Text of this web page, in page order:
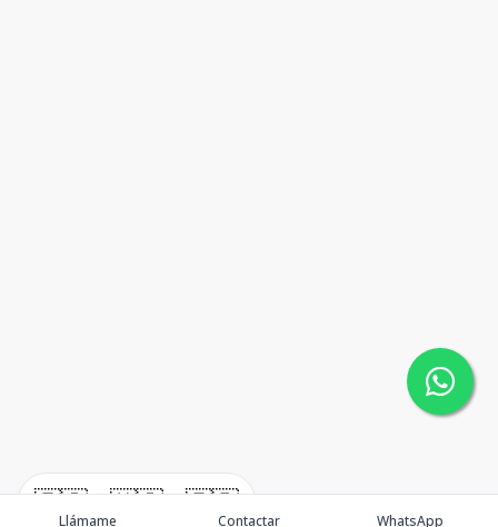
🇪🇸 🇺🇸 🇫🇷
Llámame Contactar WhatsApp